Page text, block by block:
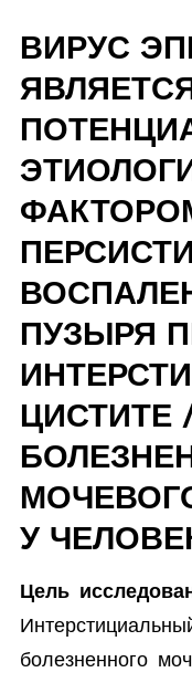
ВИРУС
ЯВЛЯЕТСЯ
ПУЗЫРЯ
ЦИСТИТЕ
У
Цель
болезненного